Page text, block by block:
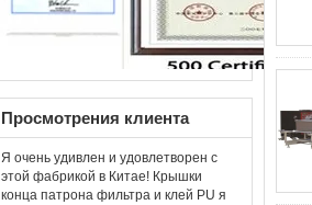
Просмотрения клиента
Я очень удивлен и удовлетворен с
этой фабрикой в Китае! Крышки
конца патрона фильтра и клей PU я